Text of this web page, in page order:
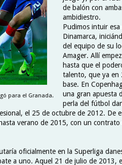
para el Granada.
de balón con
ambidiestro.
Pudimos intuir
Dinamarca,
del equipo de su
Amager. Allí
hasta que el
talento, que ya en
base. En
una gran apuesta
perla del fútbol
el 25 de octubre de 2012. De
verano de 2015, con un contrato
oficialmente en la Superliga
a uno. Aquel 21 de julio de 2013,